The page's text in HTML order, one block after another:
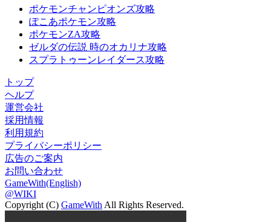
ポケモンチャンピオンズ攻略
ぽこあポケモン攻略
ポケモンZA攻略
ゼルダの伝説 時のオカリナ攻略
スプラトゥーンレイダース攻略
トップ
ヘルプ
運営会社
採用情報
利用規約
プライバシーポリシー
広告のご案内
お問い合わせ
GameWith(English)
@WIKI
Copyright (C) GameWith All Rights Reserved.